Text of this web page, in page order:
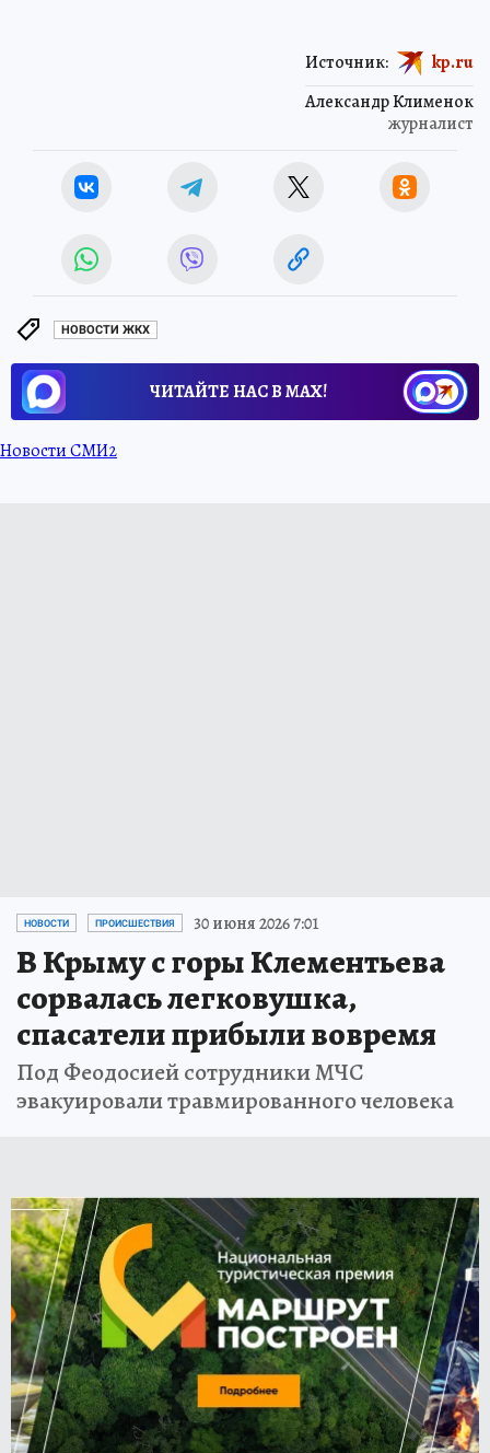
Александр Клименок
журналист
Источник: kp.ru
НОВОСТИ ЖКХ
ЧИТАЙТЕ НАС В МАХ!
Новости СМИ2
НОВОСТИ ПРОИСШЕСТВИЯ 30 июня 2026 7:01
В Крыму с горы Клементьева
сорвалась легковушка,
спасатели прибыли вовремя
Под Феодосией сотрудники МЧС
эвакуировали травмированного человека